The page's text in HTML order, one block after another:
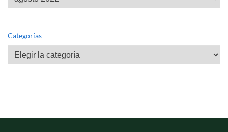
Categorías
Categorías